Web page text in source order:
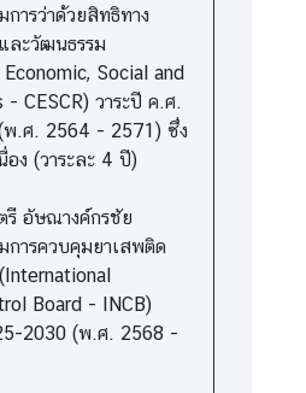
ารว่าด้วยสิทธิทาง
ละวัฒนธรรม
Social and
CESCR) วาระปี ค.ศ.
.ศ. 2564 - 2571) ซึ่ง
อง (วาระละ 4 ปี)
อัษณางค์กรชัย
ารควบคุมยาเสพติด
Board - INCB)
2030 (พ.ศ. 2568 -